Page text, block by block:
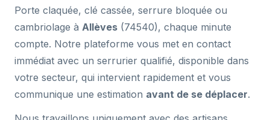
Porte claquée, clé cassée, serrure bloquée ou
cambriolage à Allèves (74540), chaque minute
compte. Notre plateforme vous met en contact
immédiat avec un serrurier qualifié, disponible dans
votre secteur, qui intervient rapidement et vous
communique une estimation avant de se déplacer.